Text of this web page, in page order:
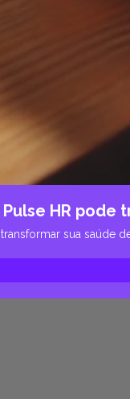
HR pode
sua saúde